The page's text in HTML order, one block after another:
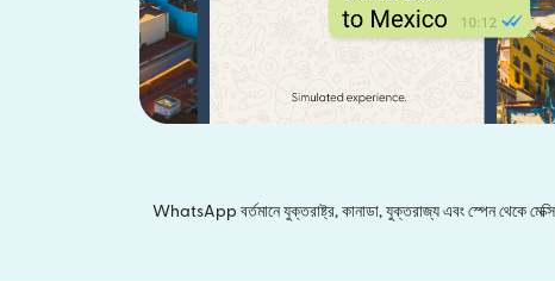
WhatsApp বর্তমানে যুক্তরাষ্ট্র, কানাডা, যুক্তরাজ্য এবং স্পেন থেকে